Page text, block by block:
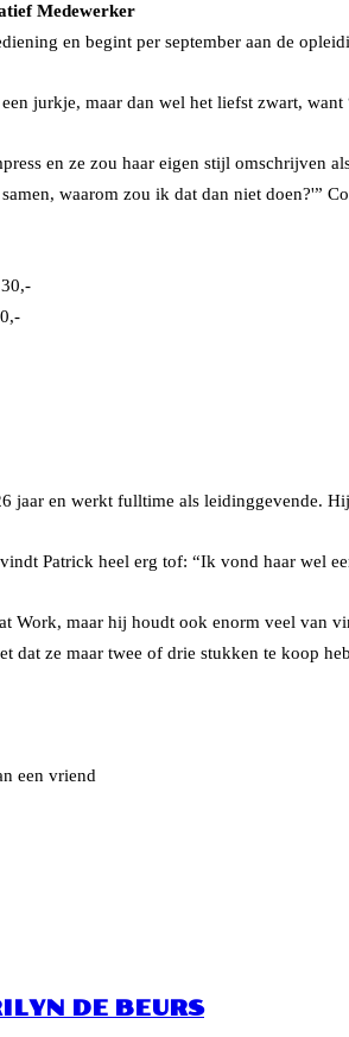
Medewerker
en begint per september aan de
jurkje, maar dan wel het liefst zwart,
en ze zou haar eigen stijl omschrijven
waarom zou ik dat dan niet doen?'”
jaar en werkt fulltime als leidinggevende.
Patrick heel erg tof: “Ik vond haar wel
Work, maar hij houdt ook enorm veel van
dat ze maar twee of drie stukken te koop
een vriend
DE BEURS